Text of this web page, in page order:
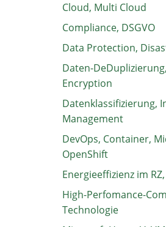
Cloud, Multi Cloud
Compliance, DSGVO
Data Protection,
Daten-
Encryption
Datenklassifizierung,
Management
DevOps, Container,
OpenShift
Energieeffizienz im
High-Perfomance-
Technologie